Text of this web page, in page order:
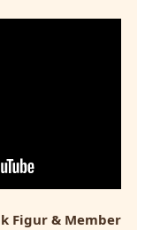
Figur & Member